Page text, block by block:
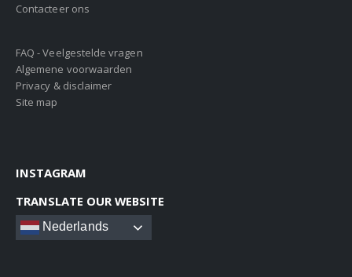
Contacteer ons
FAQ - Veelgestelde vragen
Algemene voorwaarden
Privacy & disclaimer
Site map
INSTAGRAM
TRANSLATE OUR WEBSITE
Nederlands